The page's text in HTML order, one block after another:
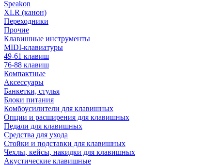
Speakon
XLR (канон)
Переходники
Прочие
Клавишные инструменты
MIDI-клавиатуры
49-61 клавиш
76-88 клавиш
Компактные
Аксессуары
Банкетки, стулья
Блоки питания
Комбоусилители для клавишных
Опции и расширения для клавишных
Педали для клавишных
Средства для ухода
Стойки и подставки для клавишных
Чехлы, кейсы, накидки для клавишных
Акустические клавишные